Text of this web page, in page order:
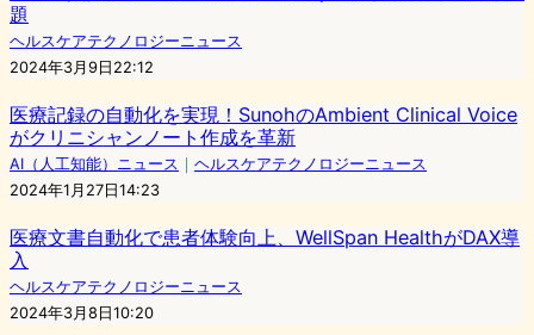
題
ヘルスケアテクノロジーニュース
2024年3月9日22:12
医療記録の自動化を実現！SunohのAmbient Clinical Voice
がクリニシャンノート作成を革新
AI（人工知能）ニュース ｜ ヘルスケアテクノロジーニュース
2024年1月27日14:23
医療文書自動化で患者体験向上、WellSpan HealthがDAX導
入
ヘルスケアテクノロジーニュース
2024年3月8日10:20